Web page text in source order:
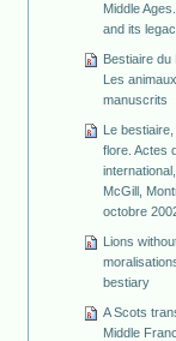
Middle
and its
Bestiaire du
Les
manuscrits
Le
flore. Actes
McGill,
octobre
Lions
bestiary
A Scots
Middle